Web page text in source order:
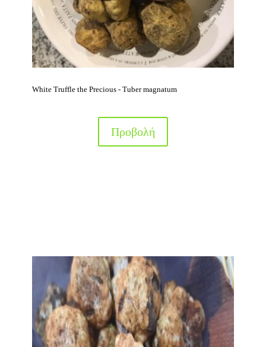
White Truffle the Precious - Tuber magnatum
Προβολή